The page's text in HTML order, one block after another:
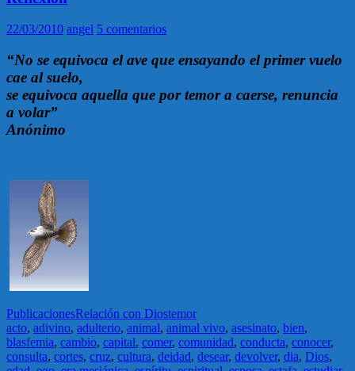
22/03/2010 angel 5 comentarios
“No se equivoca el ave que ensayando el primer vuelo
cae al suelo,
se equivoca aquella que por temor a caerse, renuncia
a volar”
Anónimo
PublicacionesRelación con Diostemor
acto, adivino, adulterio, animal, animal vivo, asesinato, bien,
blasfemia, cambio, capital, comer, comunidad, conducta, conocer,
consulta, cortes, cruz, cultura, deidad, desear, devolver, dia, Dios,